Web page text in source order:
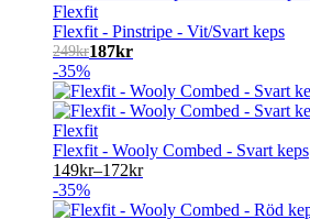
Flexfit
Flexfit - Pinstripe - Vit/Svart keps
249kr187kr
-35%
Flexfit
Flexfit - Wooly Combed - Svart keps
149kr–172kr
-35%